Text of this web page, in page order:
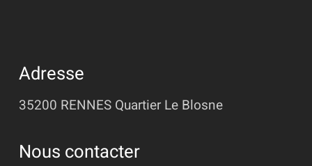
Adresse
35200 RENNES Quartier Le Blosne
Nous contacter